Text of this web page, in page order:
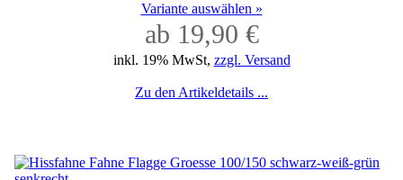
Variante auswählen »
ab 19,90 €
inkl. 19% MwSt, zzgl. Versand
Zu den Artikeldetails ...